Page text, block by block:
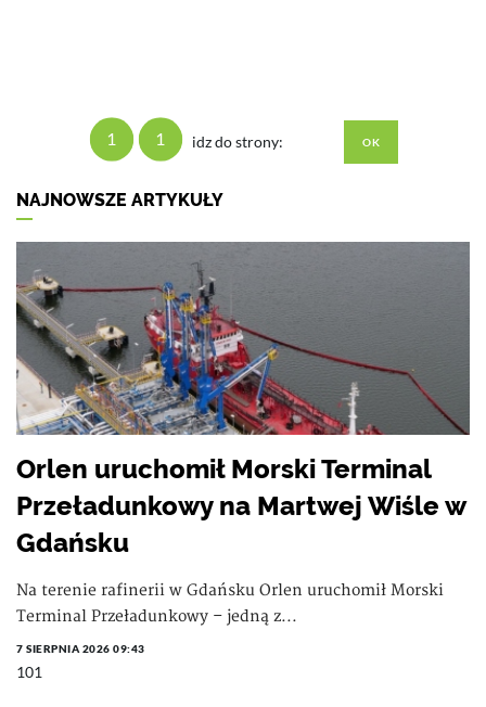
1 1 idz do strony:
NAJNOWSZE ARTYKUŁY
Orlen uruchomił Morski Terminal
Przeładunkowy na Martwej Wiśle w
Gdańsku
Na terenie rafinerii w Gdańsku Orlen uruchomił Morski
Terminal Przeładunkowy – jedną z...
7 SIERPNIA 2026 09:43
101